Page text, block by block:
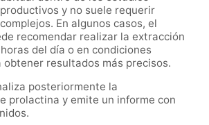
y no suele requerir
En algunos casos, el
recomendar realizar la extracción
del día o en condiciones
obtener resultados más precisos.
posteriormente la
prolactina y emite un informe con